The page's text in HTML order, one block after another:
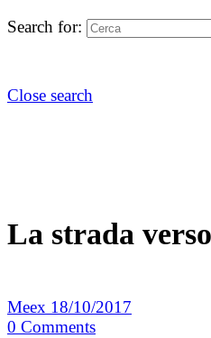
Search for:
Close search
La strada
Meex 18/10/2017
0 Comments